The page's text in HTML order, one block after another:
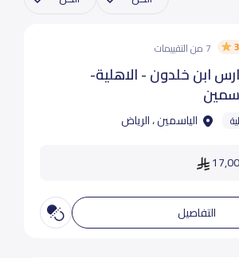
7 من التقييمات
ابن خلدون - الاهلية-
الياسمين ، الرياض
التفاصيل